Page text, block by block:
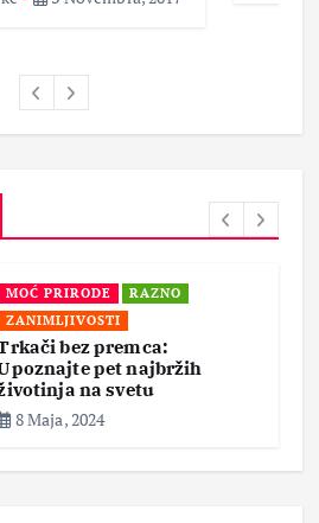
MOĆ PRIRODE
RAZNO
ZANIMLJIVOSTI
bez premca:
pet najbržih
na svetu
8 Maja, 2024